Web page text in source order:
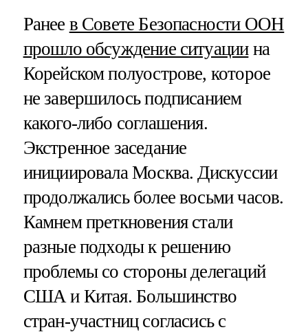
Ранее в Совете Безопасности ООН
прошло обсуждение ситуациина
Корейском полуострове, которое
не завершилось подписанием
какого-либо соглашения.
Экстренное заседание
инициировала Москва. Дискуссии
продолжались более восьми часов.
Камнем преткновения стали
разные подходы к решению
проблемы со стороны делегаций
США и Китая. Большинство
стран-участниц согласись с